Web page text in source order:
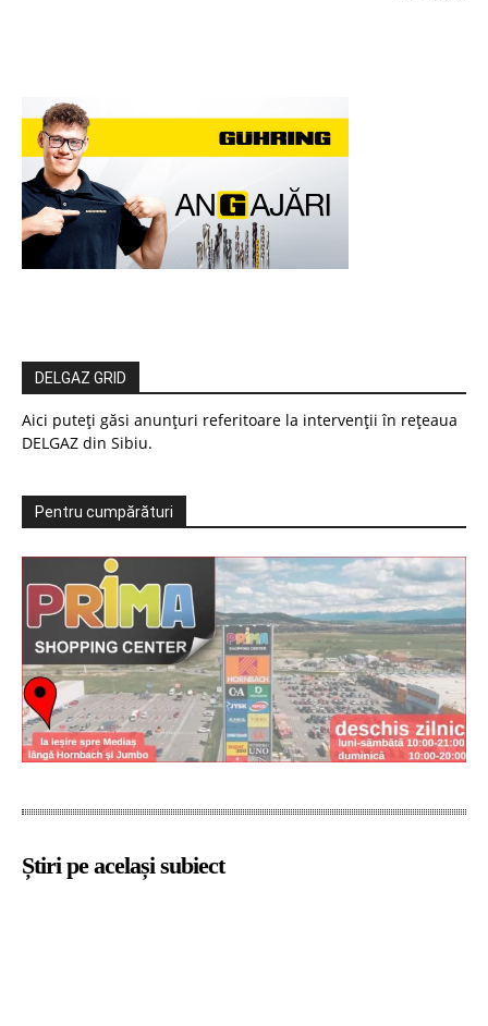
DELGAZ GRID
Aici puteți găsi anunțuri referitoare la intervenții în rețeaua
DELGAZ din Sibiu.
Pentru cumpărături
Știri pe același subiect